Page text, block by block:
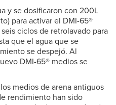
y se dosificaron con 200L
para activar el DMI-65®
ciclos de retrolavado para
que el agua que se
se despejó. Al
DMI-65® medios se
medios de arena antiguos
rendimiento han sido